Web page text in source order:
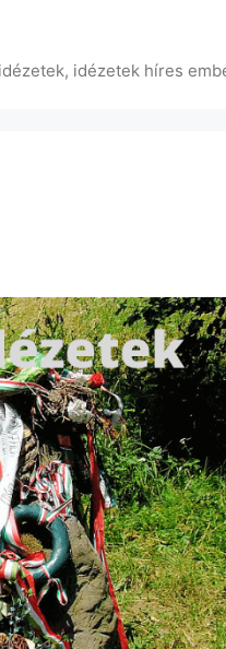
idézetek híres